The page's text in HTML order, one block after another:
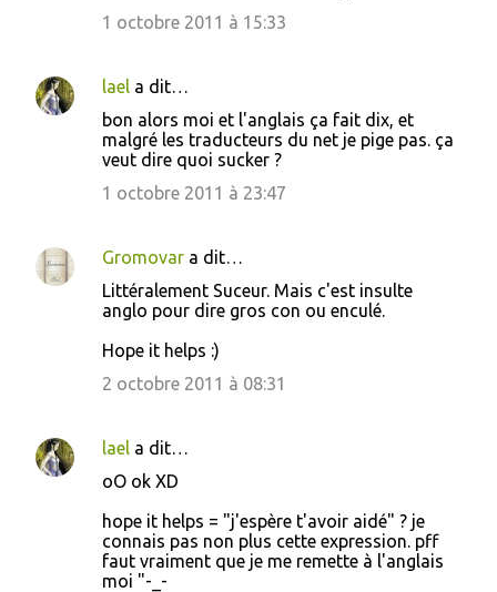
1 octobre 2011 à 15:33
lael a dit…
bon alors moi et l'anglais ça fait dix, et
malgré les traducteurs du net je pige pas. ça
veut dire quoi sucker ?
1 octobre 2011 à 23:47
Gromovar a dit…
Littéralement Suceur. Mais c'est insulte
anglo pour dire gros con ou enculé.
Hope it helps :)
2 octobre 2011 à 08:31
lael a dit…
oO ok XD
hope it helps = "j'espère t'avoir aidé" ? je
connais pas non plus cette expression. pff
faut vraiment que je me remette à l'anglais
moi "-_-